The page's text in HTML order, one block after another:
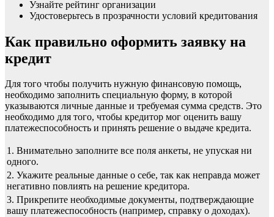
Узнайте рейтинг организации
Удостоверьтесь в прозрачности условий кредитования
Как правильно оформить заявку на
кредит
Для того чтобы получить нужную финансовую помощь,
необходимо заполнить специальную форму, в которой
указываются личные данные и требуемая сумма средств. Это
необходимо для того, чтобы кредитор мог оценить вашу
платежеспособность и принять решение о выдаче кредита.
1. Внимательно заполните все поля анкеты, не упуская ни
одного.
2. Укажите реальные данные о себе, так как неправда может
негативно повлиять на решение кредитора.
3. Прикрепите необходимые документы, подтверждающие
вашу платежеспособность (например, справку о доходах).